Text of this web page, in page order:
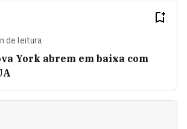
de leitura
York abrem em baixa com